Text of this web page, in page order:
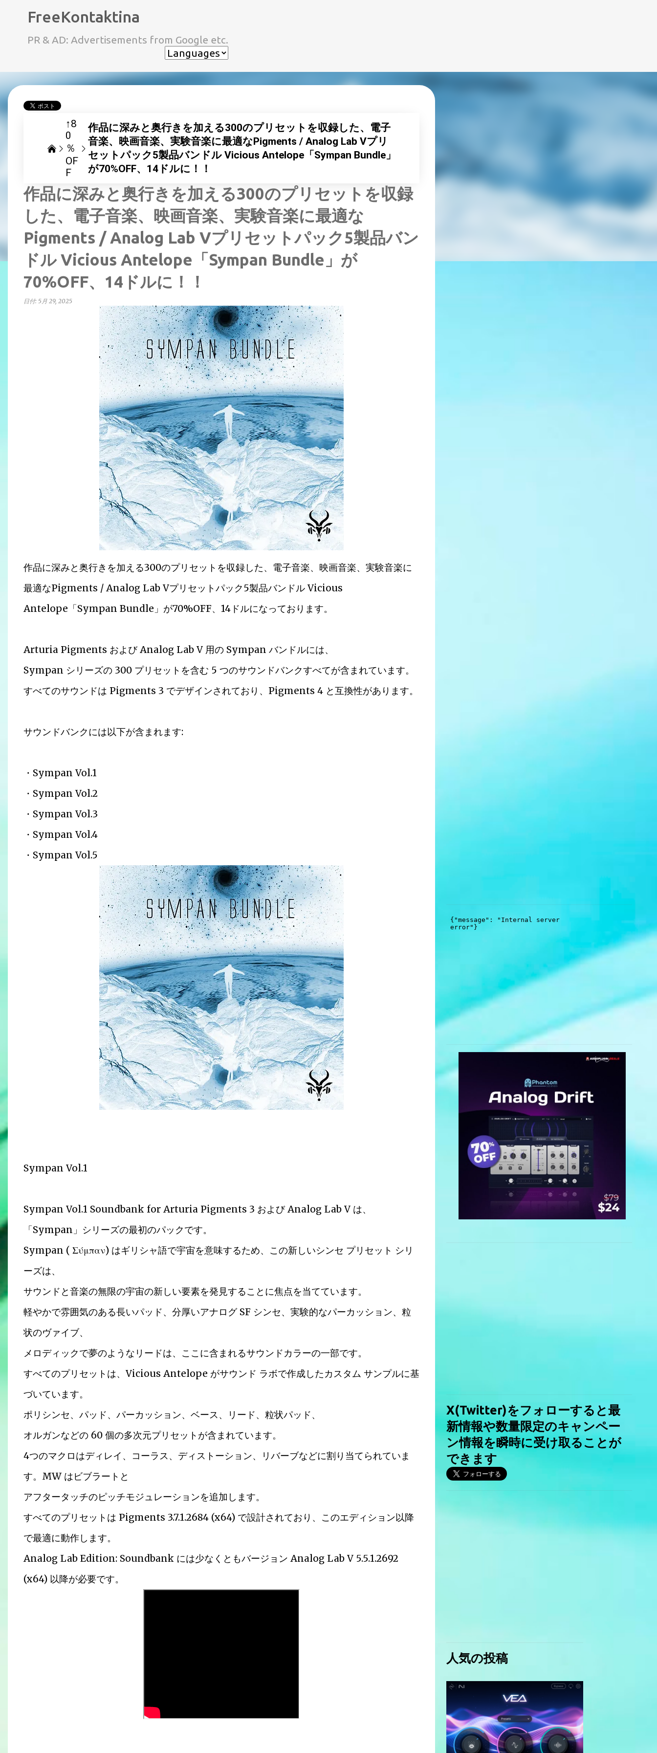
FreeKontaktina
PR & AD: Advertisements from Google etc.
↑8
0
％
OF
F
作品に深みと奥行きを加える300のプリセットを収録した、電子
音楽、映画音楽、実験音楽に最適なPigments / Analog Lab Vプリ
セットパック5製品バンドル Vicious Antelope「Sympan Bundle」
が70%OFF、14ドルに！！
作品に深みと奥行きを加える300のプリセットを収録
した、電子音楽、映画音楽、実験音楽に最適な
Pigments / Analog Lab Vプリセットパック5製品バン
ドル Vicious Antelope「Sympan Bundle」が
70%OFF、14ドルに！！
日付: 5月 29, 2025
作品に深みと奥行きを加える300のプリセットを収録した、電子音楽、映画音楽、実験音楽に
最適なPigments / Analog Lab Vプリセットパック5製品バンドル Vicious
Antelope「Sympan Bundle」が70%OFF、14ドルになっております。
Arturia Pigments および Analog Lab V 用の Sympan バンドルには、
Sympan シリーズの 300 プリセットを含む 5 つのサウンドバンクすべてが含まれています。
すべてのサウンドは Pigments 3 でデザインされており、Pigments 4 と互換性があります。
サウンドバンクには以下が含まれます:
・Sympan Vol.1
・Sympan Vol.2
・Sympan Vol.3
・Sympan Vol.4
・Sympan Vol.5
Sympan Vol.1
Sympan Vol.1 Soundbank for Arturia Pigments 3 および Analog Lab V は、
「Sympan」シリーズの最初のパックです。
Sympan ( Σύμπαν) はギリシャ語で宇宙を意味するため、この新しいシンセ プリセット シリ
ーズは、
サウンドと音楽の無限の宇宙の新しい要素を発見することに焦点を当てています。
軽やかで雰囲気のある長いパッド、分厚いアナログ SF シンセ、実験的なパーカッション、粒
状のヴァイブ、
メロディックで夢のようなリードは、ここに含まれるサウンドカラーの一部です。
すべてのプリセットは、Vicious Antelope がサウンド ラボで作成したカスタム サンプルに基
づいています。
ポリシンセ、パッド、パーカッション、ベース、リード、粒状パッド、
オルガンなどの 60 個の多次元プリセットが含まれています。
4つのマクロはディレイ、コーラス、ディストーション、リバーブなどに割り当てられていま
す。MW はビブラートと
アフタータッチのピッチモジュレーションを追加します。
すべてのプリセットは Pigments 3.7.1.2684 (x64) で設計されており、このエディション以降
で最適に動作します。
Analog Lab Edition: Soundbank には少なくともバージョン Analog Lab V 5.5.1.2692
(x64) 以降が必要です。
X(Twitter)をフォローすると最
新情報や数量限定のキャンペー
ン情報を瞬時に受け取ることが
できます
人気の投稿